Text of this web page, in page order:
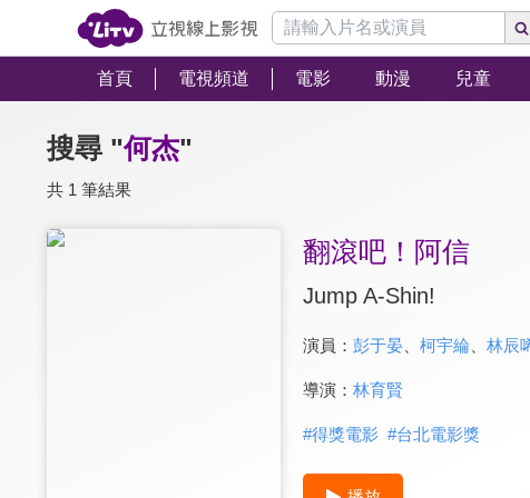
首頁 電視頻道 電影 動漫 兒童
搜尋 "何杰"
共 1 筆結果
翻滾吧！阿信
Jump A-Shin!
演員： 彭于晏、 柯宇綸 林辰
導演： 林育賢
#得獎電影 #台北電影獎